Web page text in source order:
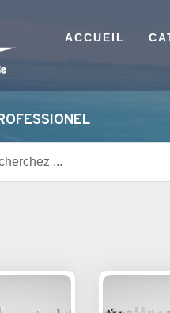
ACCUEIL